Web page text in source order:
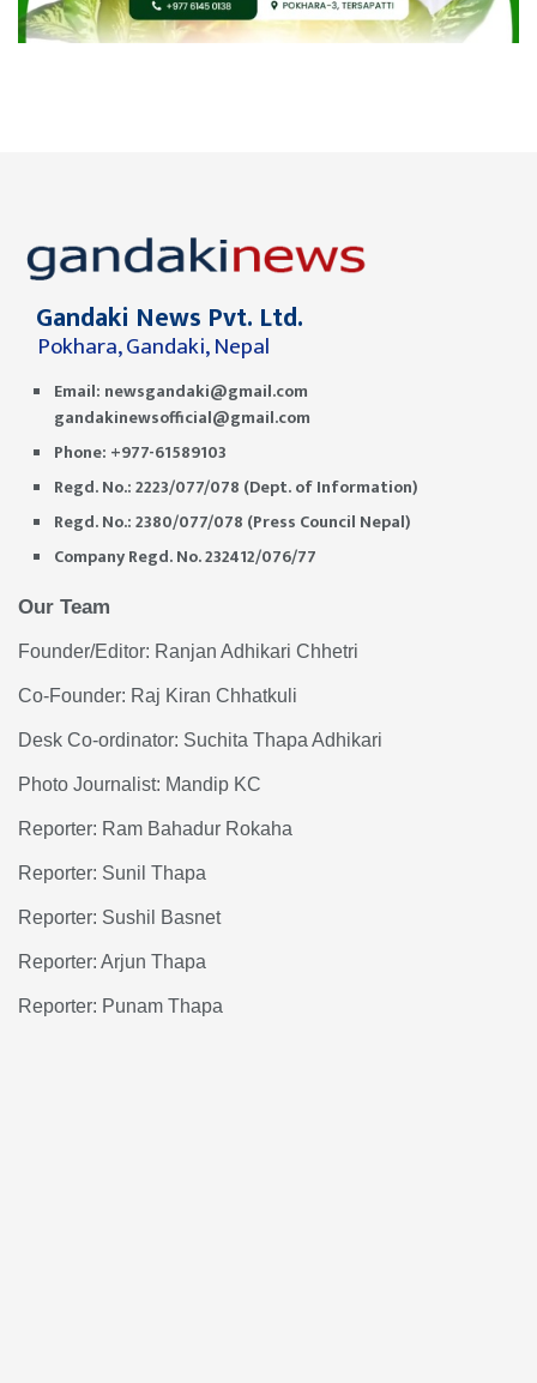
Gandaki News Pvt. Ltd.
Pokhara, Gandaki, Nepal
Email: newsgandaki@gmail.com
gandakinewsofficial@gmail.com
Phone: +977-61589103
Regd. No.: 2223/077/078 (Dept. of Information)
Regd. No.: 2380/077/078 (Press Council Nepal)
Company Regd. No. 232412/076/77
Our Team
Founder/Editor: Ranjan Adhikari Chhetri
Co-Founder: Raj Kiran Chhatkuli
Desk Co-ordinator: Suchita Thapa Adhikari
Photo Journalist: Mandip KC
Reporter: Ram Bahadur Rokaha
Reporter: Sunil Thapa
Reporter: Sushil Basnet
Reporter: Arjun Thapa
Reporter: Punam Thapa